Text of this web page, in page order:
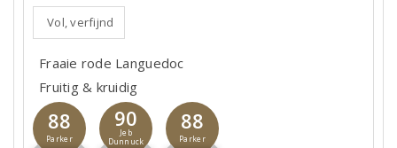
Vol, verfijnd
Fraaie rode Languedoc
Fruitig & kruidig
88
Parker
90
Jeb
Dunnuck
88
Parker